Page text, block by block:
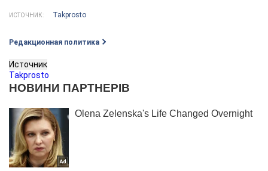
ИСТОЧНИК: Takprosto
Редакционная политика
Источник
Takprosto